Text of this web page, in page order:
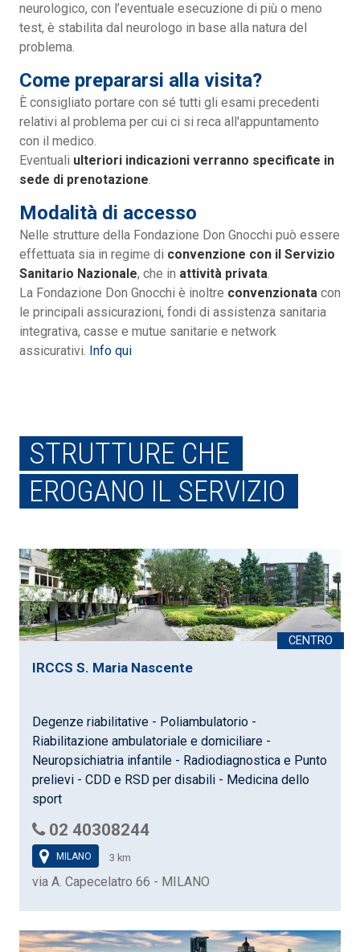
neurologico, con l’eventuale esecuzione di più o meno
test, è stabilita dal neurologo in base alla natura del
problema.
Come prepararsi alla visita?
È consigliato portare con sé tutti gli esami precedenti
relativi al problema per cui ci si reca all'appuntamento
con il medico.
Eventuali ulteriori indicazioni verranno specificate in
sede di prenotazione.
Modalità di accesso
Nelle strutture della Fondazione Don Gnocchi può essere
effettuata sia in regime di convenzione con il Servizio
Sanitario Nazionale, che in attività privata
La Fondazione Don Gnocchi è inoltre convenzionata con
le principali assicurazioni, fondi di assistenza sanitaria
integrativa, casse e mutue sanitarie e network
assicurativi. Info qui
STRUTTURE CHE
EROGANO IL SERVIZIO
IRCCS S. Maria Nascente
Degenze riabilitative - Poliambulatorio -
Riabilitazione ambulatoriale e domiciliare -
Neuropsichiatria infantile - Radiodiagnostica e Punto
prelievi - CDD e RSD per disabili - Medicina dello
sport
02 40308244
MILANO 3 km
via A. Capecelatro 66 - MILANO